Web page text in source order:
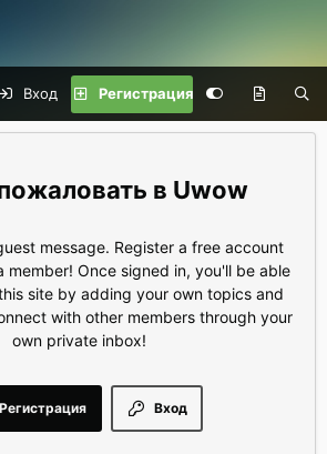
Вход Регистрация
Uwow
message. Register a free account
member! Once signed in, you'll be able
site by adding your own topics and
with other members through your
own private inbox!
Вход
Регистрация